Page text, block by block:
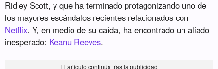
Ridley Scott, y que ha terminado protagonizando uno de
los mayores escándalos recientes relacionados con
Netflix. Y, en medio de su caída, ha encontrado un aliado
inesperado: Keanu Reeves.